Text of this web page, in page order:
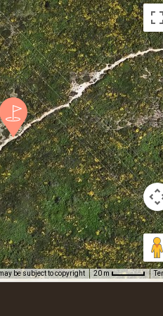
be subject to copyright 20 m